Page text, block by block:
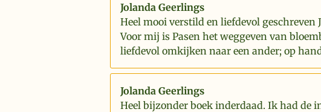
Jolanda Geerlings
Heel mooi verstild en liefdevol geschreven
Voor mij is Pasen het weggeven van
liefdevol omkijken naar een ander; op
Jolanda Geerlings
Heel bijzonder boek inderdaad. Ik had de